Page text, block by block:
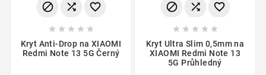
  
    
Kryt Anti-Drop na XIAOMI
Redmi Note 13 5G Černý
  
    
Kryt Ultra Slim 0,5mm na
XIAOMI Redmi Note 13
5G Průhledný